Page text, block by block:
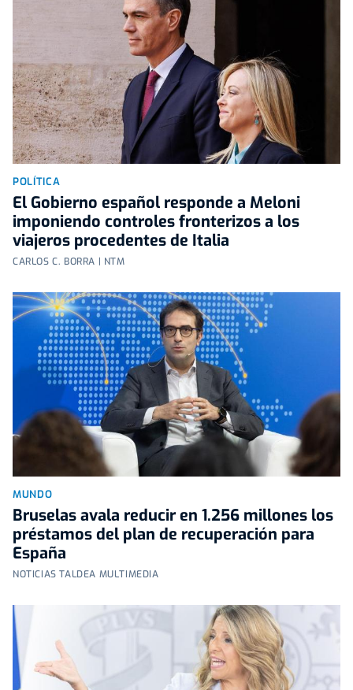
POLÍTICA
El Gobierno español responde a Meloni
imponiendo controles fronterizos a los
viajeros procedentes de Italia
CARLOS C. BORRA | NTM
MUNDO
Bruselas avala reducir en 1.256 millones los
préstamos del plan de recuperación para
España
NOTICIAS TALDEA MULTIMEDIA